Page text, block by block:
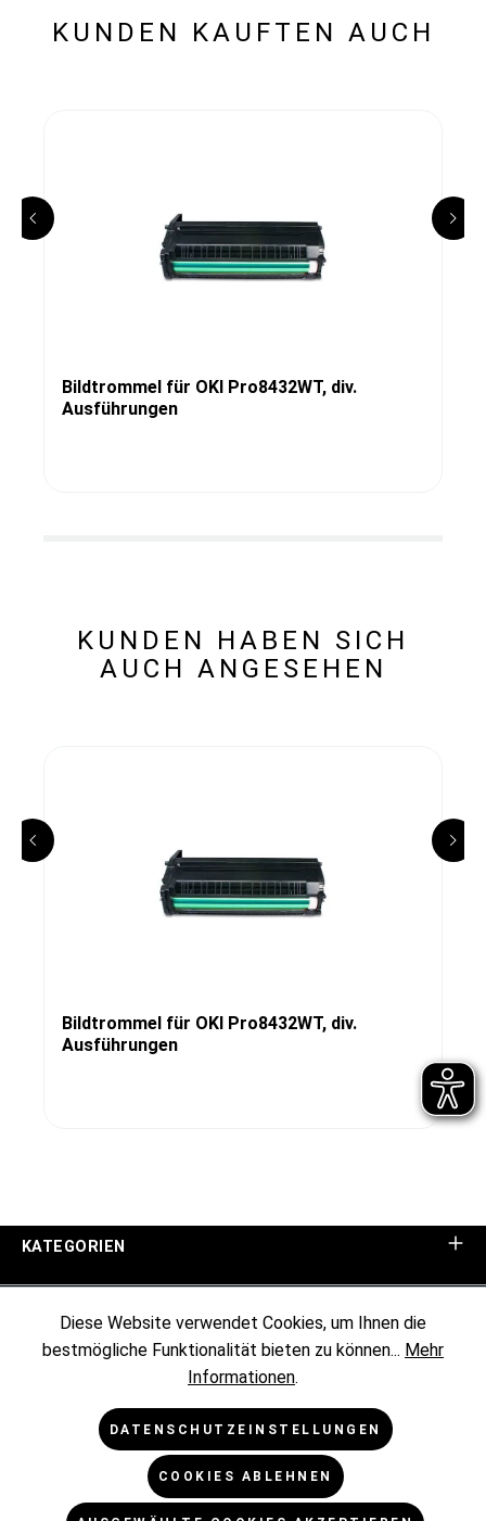
KUNDEN KAUFTEN AUCH
Bildtrommel für OKI Pro8432WT, div.
Ausführungen
KUNDEN HABEN SICH
AUCH ANGESEHEN
Bildtrommel für OKI Pro8432WT, div.
Ausführungen
KATEGORIEN
KUNDENINFORMATIONEN
RECHTLICHES
Diese Website verwendet Cookies, um Ihnen die
bestmögliche Funktionalität bieten zu können... Mehr
Informationen.
DATENSCHUTZEINSTELLUNGEN
COOKIES ABLEHNEN